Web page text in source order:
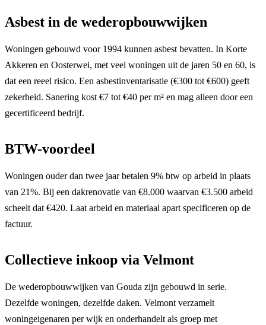
Asbest in de wederopbouwwijken
Woningen gebouwd voor 1994 kunnen asbest bevatten. In Korte
Akkeren en Oosterwei, met veel woningen uit de jaren 50 en 60, is
dat een reeel risico. Een asbestinventarisatie (€300 tot €600) geeft
zekerheid. Sanering kost €7 tot €40 per m² en mag alleen door een
gecertificeerd bedrijf.
BTW-voordeel
Woningen ouder dan twee jaar betalen 9% btw op arbeid in plaats
van 21%. Bij een dakrenovatie van €8.000 waarvan €3.500 arbeid
scheelt dat €420. Laat arbeid en materiaal apart specificeren op de
factuur.
Collectieve inkoop via Velmont
De wederopbouwwijken van Gouda zijn gebouwd in serie.
Dezelfde woningen, dezelfde daken. Velmont verzamelt
woningeigenaren per wijk en onderhandelt als groep met